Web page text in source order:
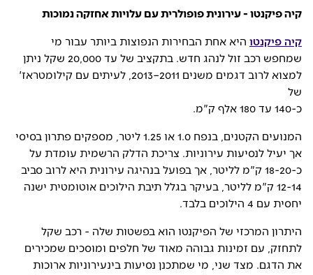
קיה פיקנטו - עירונית פופולרית עם עלויות אחזקה נמוכות
קיה פיקנטוהיא אחת הבחירות הנפוצות ביותר עבור מי
שמחפש רכב זול לנהג חדש. בתקציב של עד 20,000 שקל ניתן
למצוא לרוב דגמים משנים 2011–2013, לעיתים עם קילומטראז'
של
המנועים הקטנים, בנפח 1.0 או 1.25 ליטר, מספקים פתרון בסיסי
אך יעיל לנסיעות עירוניות. צריכת הדלק הרשמית עומדת על
כ-18-20 ק"מ לליטר, אך בפועל בנהיגה עירונית היא לרוב סביב
12-14 ק"מ לליטר, בעיקר בגלל תיבת הילוכים אוטומטית ישנה
יחסית עם 4 הילוכים בלבד.
היתרון המרכזי של הפיקנטו הוא בפשטות שלה - רכב שקל
לתחזק, עם זמינות גבוהה מאוד של חלפים ומוסכים שמכירים
את הדגם. מצד שני, מי שמתכנן נסיעות בינעירוניות ארוכות